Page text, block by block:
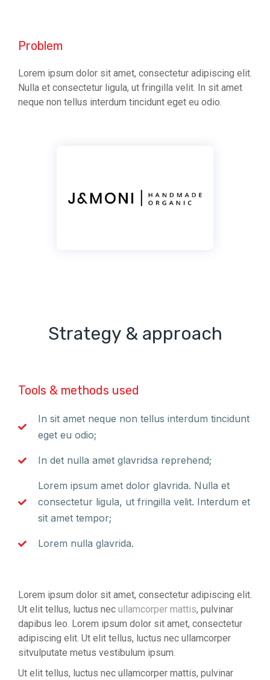
Problem
Lorem ipsum dolor sit amet, consectetur adipiscing elit.
Nulla et consectetur ligula, ut fringilla velit. In sit amet
neque non tellus interdum tincidunt eget eu odio.
Strategy & approach
Tools & methods used
In sit amet neque non tellus interdum tincidunt
eget eu odio;
In det nulla amet glavridsa reprehend;
Lorem ipsum amet dolor glavrida. Nulla et
consectetur ligula, ut fringilla velit. Interdum et
sit amet tempor;
Lorem nulla glavrida.
Lorem ipsum dolor sit amet, consectetur adipiscing elit.
Ut elit tellus, luctus nec ullamcorper mattis, pulvinar
dapibus leo. Lorem ipsum dolor sit amet, consectetur
adipiscing elit. Ut elit tellus, luctus nec ullamcorper
sitvulputate metus vestibulum ipsum.
Ut elit tellus, luctus nec ullamcorper mattis, pulvinar